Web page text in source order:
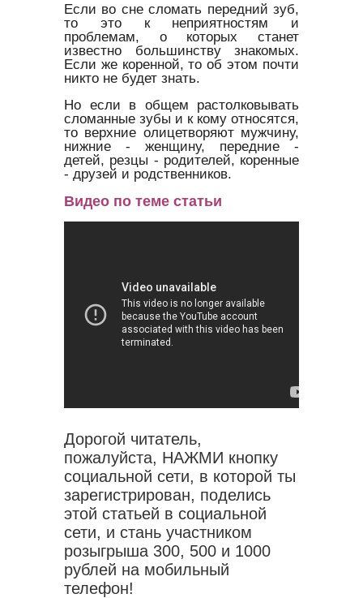
Если во сне сломать передний зуб,
то это к неприятностям и
проблемам, о которых станет
известно большинству знакомых.
Если же коренной, то об этом почти
никто не будет знать.
Но если в общем растолковывать
сломанные зубы и к кому относятся,
то верхние олицетворяют мужчину,
нижние - женщину, передние -
детей, резцы - родителей, коренные
- друзей и родственников.
Видео по теме статьи
Дорогой читатель,
пожалуйста, НАЖМИ кнопку
социальной сети, в которой ты
зарегистрирован, поделись
этой статьей в социальной
сети, и стань участником
розыгрыша 300, 500 и 1000
рублей на мобильный
телефон!